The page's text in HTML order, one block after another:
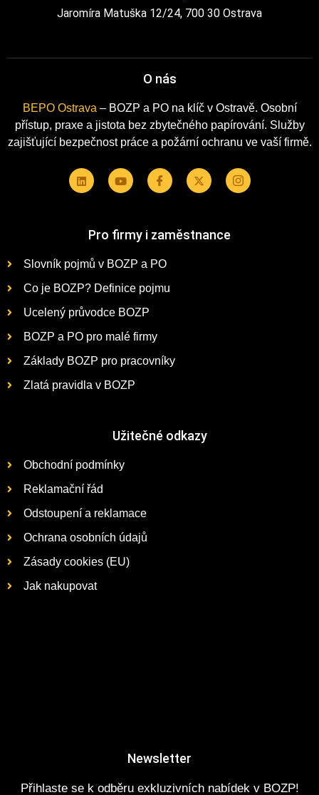
Jaromíra Matuška 12/24, 700 30 Ostrava
O nás
BEPO Ostrava – BOZP a PO na klíč v Ostravě. Osobní
přístup, praxe a jistota bez zbytečného papírování. Služby
zajišťující bezpečnost práce a požární ochranu ve vaší firmě.
Pro firmy i zaměstnance
Slovník pojmů v BOZP a PO
Co je BOZP? Definice pojmu
Ucelený průvodce BOZP
BOZP a PO pro malé firmy
Základy BOZP pro pracovníky
Zlatá pravidla v BOZP
Užitečné odkazy
Obchodní podmínky
Reklamační řád
Odstoupení a reklamace
Ochrana osobních údajů
Zásady cookies (EU)
Jak nakupovat
Newsletter
Přihlaste se k odběru exkluzivních nabídek v BOZP!